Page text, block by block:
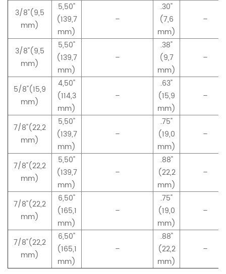
3/8"(9,5
mm)
5,50"
(139,7
mm)
–
.30"
(7,6
mm)
–
3/8"(9,5
mm)
5,50"
(139,7
mm)
–
.38"
(9,7
mm)
–
5/8"(15,9
mm)
4,50"
(114,3
mm)
–
.63"
(15,9
mm)
–
7/8"(22,2
mm)
5,50"
(139,7
mm)
–
.75"
(19,0
mm)
–
7/8"(22,2
mm)
5,50"
(139,7
mm)
–
.88"
(22,2
mm)
–
7/8"(22,2
mm)
6,50"
(165,1
mm)
–
.75"
(19,0
mm)
–
7/8"(22,2
mm)
6,50"
(165,1
mm)
–
.88"
(22,2
mm)
–